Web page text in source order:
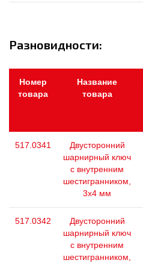
Разновидности:
Номер
товара
Название
товара
517.0341
Двусторонний
шарнирный ключ
с внутренним
шестигранником,
3х4 мм
517.0342
Двусторонний
шарнирный ключ
с внутренним
шестигранником,